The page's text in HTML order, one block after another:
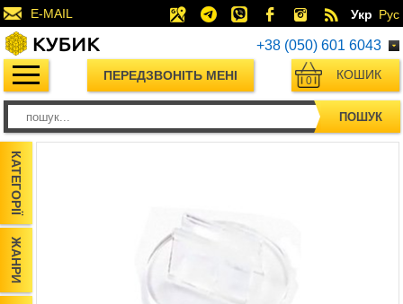
E-MAIL Укр Рус
+38 (050) 601 6043
ПЕРЕДЗВОНІТЬ МЕНІ КОШИК
0
ПОШУК
КАТЕГОРІЇ
ЖАНРИ